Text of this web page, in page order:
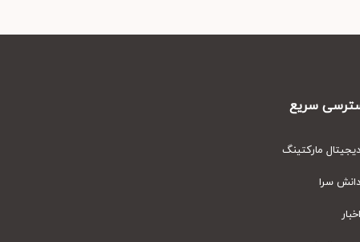
سریع
مارکتینگ
سرا